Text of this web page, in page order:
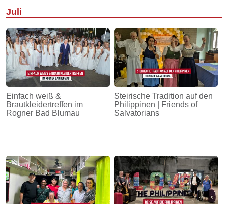
Juli
Einfach weiß &
Brautkleidertreffen im
Rogner Bad Blumau
Steirische Tradition auf den
Philippinen | Friends of
Salvatorians